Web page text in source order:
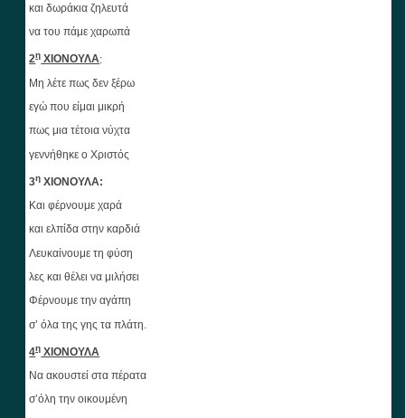
και δωράκια ζηλευτά
να του πάμε χαρωπά
2η ΧΙΟΝΟΥΛΑ:
Μη λέτε πως δεν ξέρω
εγώ που είμαι μικρή
πως μια τέτοια νύχτα
γεννήθηκε ο Χριστός
3η ΧΙΟΝΟΥΛΑ:
Και φέρνουμε χαρά
και ελπίδα στην καρδιά
Λευκαίνουμε τη φύση
λες και θέλει να μιλήσει
Φέρνουμε την αγάπη
σ’ όλα της γης τα πλάτη.
4η ΧΙΟΝΟΥΛΑ
Να ακουστεί στα πέρατα
σ’όλη την οικουμένη